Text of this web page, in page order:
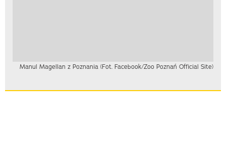
Manul Magellan z Poznania (Fot. Facebook/Zoo Poznań Official Site)